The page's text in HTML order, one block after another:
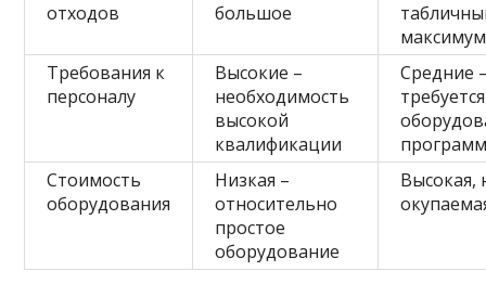
отходов
большое
максимум
Требования к
персоналу
Высокие –
необходимость
высокой
квалификации
Средние
Стоимость
оборудования
Низкая –
относительно
простое
оборудование
Высокая,